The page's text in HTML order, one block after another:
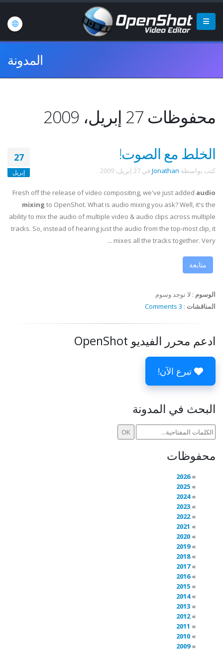
المدونة
محفوظات 27 إبريل، 2009
27
إبريل
الخلط مع الصوت!
كتب بواسطة Jonathan في 27 إبريل، 2009 .
Fresh off the release of video compositing, we've just added audio
mixing to OpenShot. What is audio mixing you ask? Well, it's the
ability to mix the audio of multiple video & audio clips across multiple
tracks. So, instead of hearing just the audio from the top-most clip, it
mixes all the tracks together. Very ...
متابعة
الوسوم : لا توجد وسوم
المناقشات :
3 Comments
ادعم محرر الفيديو OpenShot
تبرع الآن!
البحث في المدونة
محفوظات
2026
2025
2024
2023
2022
2021
2020
2019
2018
2017
2016
2015
2014
2013
2012
2011
2010
2009